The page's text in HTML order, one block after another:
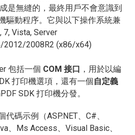
是無縫的，最終用戶不會意識到
驅動程序。它與以下操作系統兼
7, Vista, Server
2008R2 (x86/x64)
包括一個 COM 接口 ，用於以編
打印機選項，還有一個自定義
SDK 打印機分發。
碼示例（ASP.NET、C#、
、Ms Access、Visual Basic、